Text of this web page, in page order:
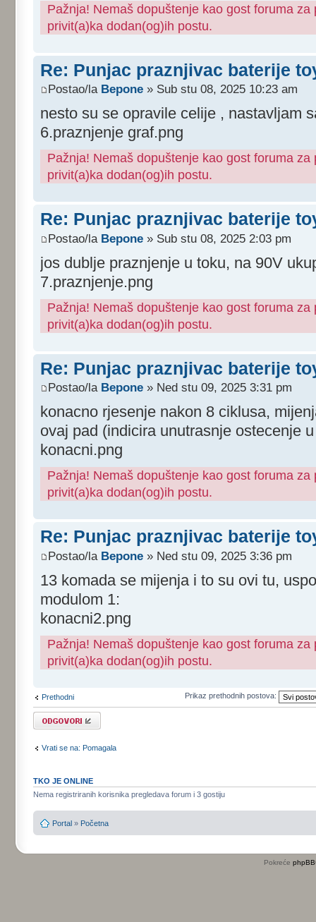
Pažnja! Nemaš dopuštenje kao gost foruma
privit(a)ka dodan(og)ih postu.
Re: Punjac praznjivac baterije
Postao/la Bepone » Sub stu 08, 2025 10:23 am
nesto su se opravile celije , nastavljam
6.praznjenje graf.png
Pažnja! Nemaš dopuštenje kao gost foruma
privit(a)ka dodan(og)ih postu.
Re: Punjac praznjivac baterije
Postao/la Bepone » Sub stu 08, 2025 2:03 pm
jos dublje praznjenje u toku, na 90V
7.praznjenje.png
Pažnja! Nemaš dopuštenje kao gost foruma
privit(a)ka dodan(og)ih postu.
Re: Punjac praznjivac baterije
Postao/la Bepone » Ned stu 09, 2025 3:31 pm
konacno rjesenje nakon 8 ciklusa,
ovaj pad (indicira unutrasnje ostecenje
konacni.png
Pažnja! Nemaš dopuštenje kao gost foruma
privit(a)ka dodan(og)ih postu.
Re: Punjac praznjivac baterije
Postao/la Bepone » Ned stu 09, 2025 3:36 pm
13 komada se mijenja i to su ovi tu,
modulom 1:
konacni2.png
Pažnja! Nemaš dopuštenje kao gost foruma
privit(a)ka dodan(og)ih postu.
Prethodni Prikaz prethodnih postova:
Odgovori
Vrati se na: Pomagala
TKO JE ONLINE
Nema registriranih korisnika pregledava forum i 3 gostiju
Portal » Početna
Pokreće phpBB